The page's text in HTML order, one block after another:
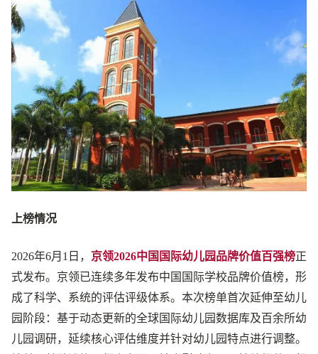
上榜情况
2026年6月1日， 京领2026中国国际幼儿园品牌价值百强榜正
式发布。京领已连续多年发布中国国际学校品牌价值榜，形
成了科学、系统的评估评级体系。本次榜单首次延伸至幼儿
园阶段：基于动态更新的全球国际幼儿园数据库及百余所幼
儿园调研，延续核心评估维度并针对幼儿园特点进行调整。